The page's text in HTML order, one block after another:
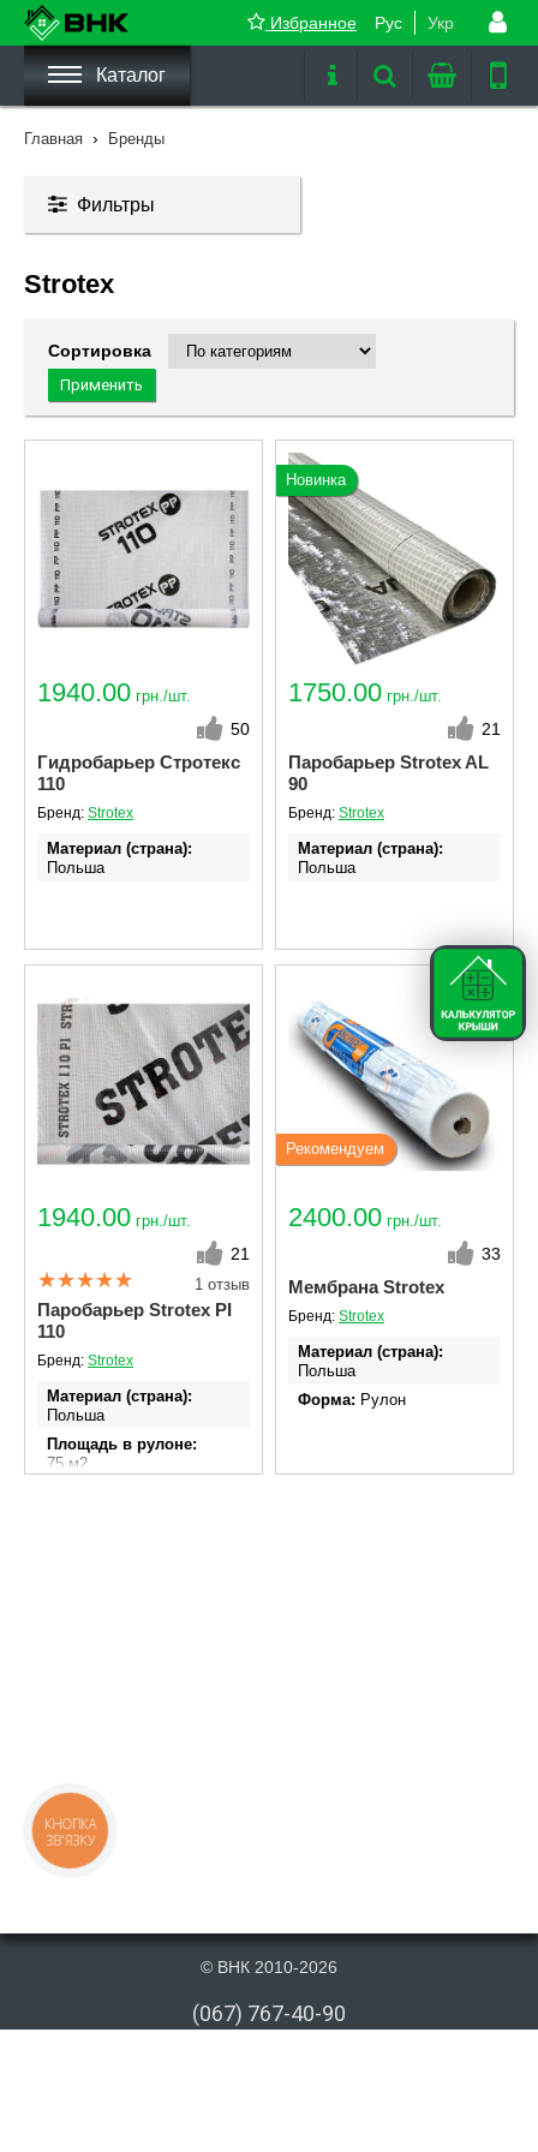
Рус Укр
Избранное
Каталог
Главная › Бренды
Фильтры
Strotex
Сортировка
1940.00 грн./шт.
50
Гидробарьер Стротекс
110
Бренд: Strotex
Материал (страна)
Польша
Новинка
1750.00 грн./шт.
21
Паробарьер Strotex AL
90
Бренд: Strotex
Материал (страна)
Польша
1940.00 грн./шт.
21
1 отзыв
Паробарьер Strotex PI
110
Бренд: Strotex
Материал (страна)
Польша
Площадь в рулоне
75 м2
Рекомендуем
2400.00 грн./шт.
33
Мембрана Strotex
Бренд: Strotex
Материал (страна)
Польша
Форма
Рулон
© ВНК 2010-2026
(067) 767-40-90
КНОПКА
ЗВ'ЯЗКУ